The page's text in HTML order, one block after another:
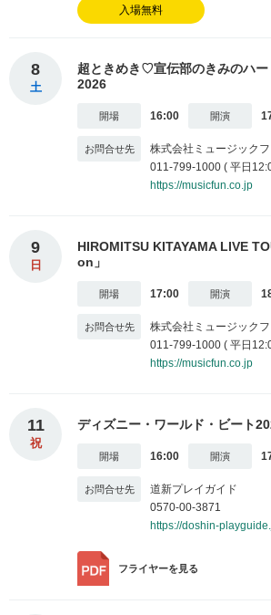
入場無料
8
土
超ときめき♡宣伝部のきみのハ
2026
16:00
株式会社ミュージック
011-799-1000 ( 平日
https://musicfun.co.jp
9
日
HIROMITSU KITAYAMA LIVE
on」
17:00
株式会社ミュージック
011-799-1000 ( 平日
https://musicfun.co.jp
11
祝
ディズニー・ワールド・ビート
16:00
道新プレイガイド
0570-00-3871
https://doshin-
フライヤーを見る